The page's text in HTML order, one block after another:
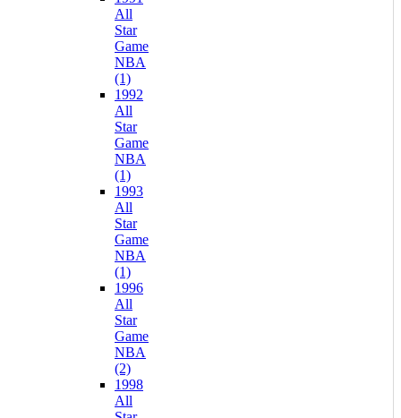
All
Star
Game
NBA
(1)
1992
All
Star
Game
NBA
(1)
1993
All
Star
Game
NBA
(1)
1996
All
Star
Game
NBA
(2)
1998
All